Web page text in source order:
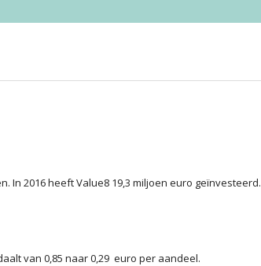
In 2016 heeft Value8 19,3 miljoen euro geïnvesteerd.
van 0,85 naar 0,29 euro per aandeel.